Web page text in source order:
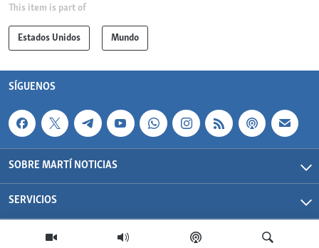
This item is part of
Estados Unidos Mundo
SÍGUENOS
SOBRE MARTÍ NOTICIAS
SERVICIOS
Martí Noticias| 2026 | OCB | Todos los derechos reservados.